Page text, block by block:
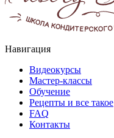
Навигация
Видеокурсы
Мастер-классы
Обучение
Рецепты и все такое
FAQ
Контакты